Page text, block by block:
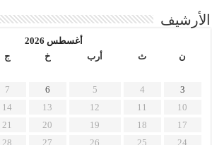
الأرشيف
أغسطس 2026
ن
ث أرب خ ج
3
4
5
6
7
10
11
12
13
14
17
18
19
20
21
24
25
26
27
28